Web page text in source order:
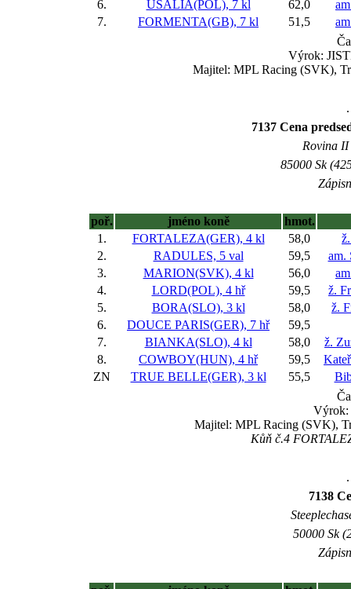
6.
USALIA(POL), 7 kl 62,0
7.
FORMENTA(GB), 7 kl 51,5
Výrok:
Majitel: MPL Racing (SVK),
7137 Cena
Rovina II
85000 Sk
poř. jméno koně
hmot.
1.
FORTALEZA(GER), 4 kl 58,0
2.
RADULES, 5 val 59,5
am.
3.
MARION(SVK), 4 kl 56,0
4.
LORD(POL), 4 hř 59,5
ž.
5.
BORA(SLO), 3 kl 58,0
ž.
6.
DOUCE PARIS(GER), 7 hř
59,5
7.
BIANKA(SLO), 4 kl 58,0
ž.
8.
COWBOY(HUN), 4 hř 59,5
ZN
TRUE BELLE(GER), 3 kl 55,5
Výrok:
Majitel: MPL Racing (SVK),
Kůň č.4
7138
50000 Sk